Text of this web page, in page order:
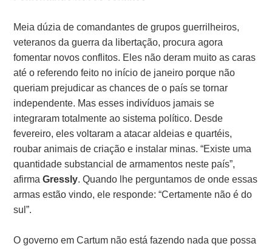
Meia dúzia de comandantes de grupos guerrilheiros,
veteranos da guerra da libertação, procura agora
fomentar novos conflitos. Eles não deram muito as caras
até o referendo feito no início de janeiro porque não
queriam prejudicar as chances de o país se tornar
independente. Mas esses indivíduos jamais se
integraram totalmente ao sistema político. Desde
fevereiro, eles voltaram a atacar aldeias e quartéis,
roubar animais de criação e instalar minas. “Existe uma
quantidade substancial de armamentos neste país”,
afirmaGressly. Quando lhe perguntamos de onde essas
armas estão vindo, ele responde: “Certamente não é do
sul”.
O governo em Cartum não está fazendo nada que possa